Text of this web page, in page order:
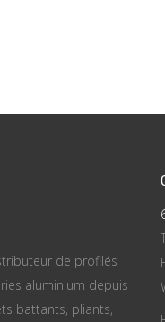
de profilés
aluminium depuis
battants, pliants,